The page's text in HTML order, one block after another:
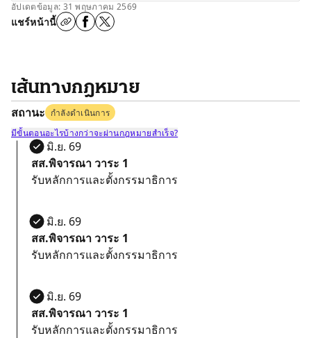
อัปเดตข้อมูล: 31 พฤษภาคม 2569
แชร์หน้านี้
เส้นทางกฎหมาย
สถานะ กำลังดำเนินการ
มีขั้นตอนอะไรบ้างกว่าจะผ่านกฎหมายสำเร็จ?
24 มิ.ย. 69
สส.พิจารณา วาระ 1
รับหลักการและตั้งกรรมาธิการ
24 มิ.ย. 69
สส.พิจารณา วาระ 1
รับหลักการและตั้งกรรมาธิการ
24 มิ.ย. 69
สส.พิจารณา วาระ 1
รับหลักการและตั้งกรรมาธิการ